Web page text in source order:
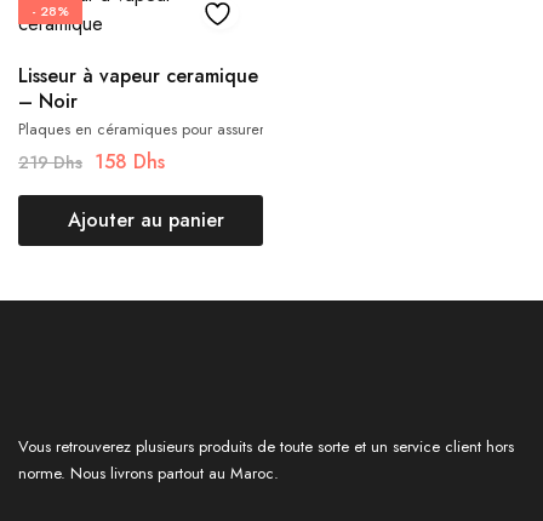
- 28%
Lisseur à vapeur ceramique
– Noir
Plaques en céramiques pour assurer un lissage des cheveux en douceur
219Dhs 158 Dhs
Ajouter au panier
Vous retrouverez plusieurs produits de toute sorte et un service client hors
norme. Nous livrons partout au Maroc.